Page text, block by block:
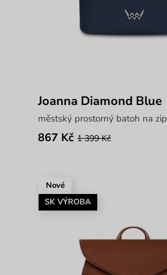
Joanna Diamond Blue
městský prostorný batoh na zip
867 Kč 1 399 Kč
Nové
SK VÝROBA